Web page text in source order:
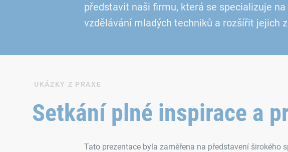
představit naši firmu, která se specializuje
vzdělávání mladých techniků a rozšířit jejich
UKÁZKY Z PRAXE
Setkání plné inspirace a
Tato prezentace byla zaměřena na představení